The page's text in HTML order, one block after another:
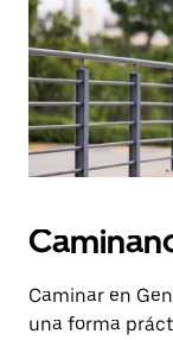
Caminar en
una forma